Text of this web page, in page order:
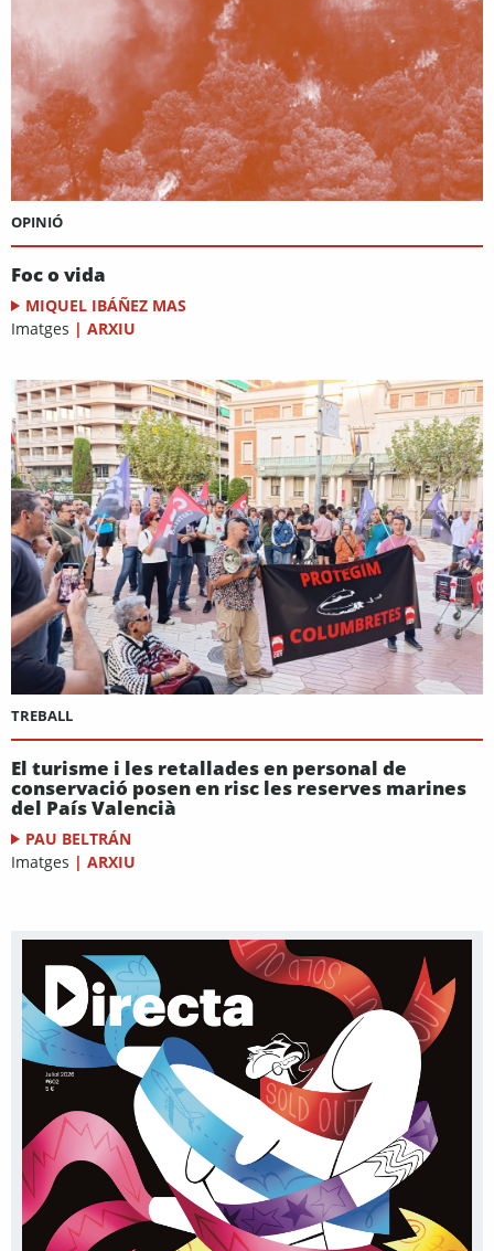
OPINIÓ
Foc o vida
MIQUEL IBÁÑEZ MAS
Imatges | ARXIU
TREBALL
El turisme i les retallades en personal de
conservació posen en risc les reserves marines
del País Valencià
PAU BELTRÁN
Imatges | ARXIU